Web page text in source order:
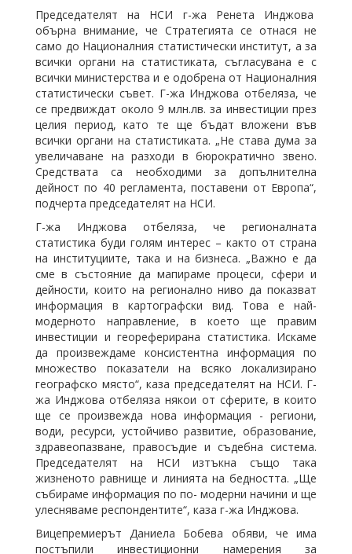
Председателят на НСИ г-жа Ренета Инджова
обърна внимание, че Стратегията се отнася не
само до Националния статистически институт, а за
всички органи на статистиката, съгласувана е с
всички министерства и е одобрена от Националния
статистически съвет. Г-жа Инджова отбеляза, че
се предвиждат около 9 млн.лв. за инвестиции през
целия период, като те ще бъдат вложени във
всички органи на статистиката. „Не става дума за
увеличаване на разходи в бюрократично звено.
Средствата са необходими за допълнителна
дейност по 40 регламента, поставени от Европа“,
подчерта председателят на НСИ.
Г-жа Инджова отбеляза, че регионалната
статистика буди голям интерес – както от страна
на институциите, така и на бизнеса. „Важно е да
сме в състояние да мапираме процеси, сфери и
дейности, които на регионално ниво да показват
информация в картографски вид. Това е най-
модерното направление, в което ще правим
инвестиции и геореферирана статистика. Искаме
да произвеждаме консистентна информация по
множество показатели на всяко локализирано
географско място“, каза председателят на НСИ. Г-
жа Инджова отбеляза някои от сферите, в които
ще се произвежда нова информация - региони,
води, ресурси, устойчиво развитие, образование,
здравеопазване, правосъдие и съдебна система.
Председателят на НСИ изтъкна също така
жизненото равнище и линията на бедността. „Ще
събираме информация по по- модерни начини и ще
улесняваме респондентите“, каза г-жа Инджова.
Вицепремиерът Даниела Бобева обяви, че има
постъпили инвестиционни намерения за